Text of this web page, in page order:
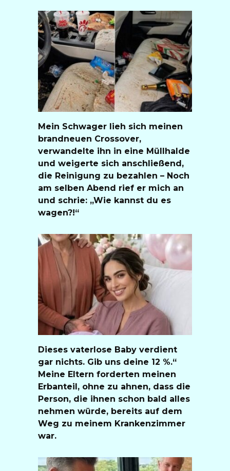
Mein Schwager lieh sich meinen
brandneuen Crossover,
verwandelte ihn in eine Müllhalde
und weigerte sich anschließend,
die Reinigung zu bezahlen – Noch
am selben Abend rief er mich an
und schrie: „Wie kannst du es
wagen?!“
Dieses vaterlose Baby verdient
gar nichts. Gib uns deine 12 %.“
Meine Eltern forderten meinen
Erbanteil, ohne zu ahnen, dass die
Person, die ihnen schon bald alles
nehmen würde, bereits auf dem
Weg zu meinem Krankenzimmer
war.